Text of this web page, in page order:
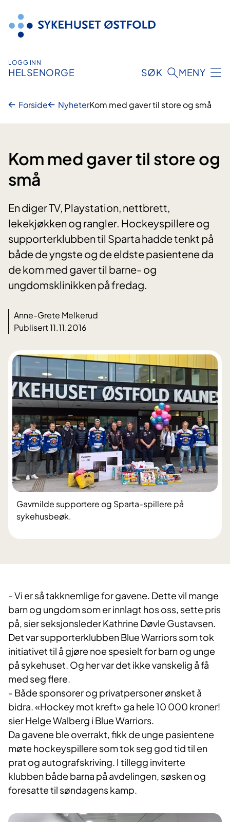
innhold
LOGG INN
HELSENORGE SØK MENY
Forside NyheterKom med gaver til store og små
Kom med gaver til store og
små
En diger TV, Playstation, nettbrett,
lekekjøkken og rangler. Hockeyspillere og
supporterklubben til Sparta hadde tenkt på
både de yngste og de eldste pasientene da
de kom med gaver til barne- og
ungdomsklinikken på fredag.
Anne-Grete Melkerud
Publisert 11.11.2016
Gavmilde supportere og Sparta-spillere på
sykehusbeøk.
- Vi er så takknemlige for gavene. Dette vil mange
barn og ungdom som er innlagt hos oss, sette pris
på, sier seksjonsleder Kathrine Døvle Gustavsen.
Det var supporterklubben Blue Warriors som tok
initiativet til å gjøre noe spesielt for barn og unge
på sykehuset. Og her var det ikke vanskelig å få
med seg flere.
- Både sponsorer og privatpersoner ønsket å
bidra. «Hockey mot kreft» ga hele 10 000 kroner!
sier Helge Walberg i Blue Warriors.
Da gavene ble overrakt, fikk de unge pasientene
møte hockeyspillere som tok seg god tid til en
prat og autografskriving. I tillegg inviterte
klubben både barna på avdelingen, søsken og
foresatte til søndagens kamp.